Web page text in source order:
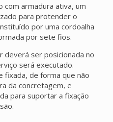
armadura ativa, um
para protender o
por uma cordoalha
por sete fios.
deverá ser posicionada no
será executado.
fixada, de forma que não
da concretagem, e
para suportar a fixação